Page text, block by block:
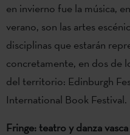
en invierno fue la música,
verano, son las artes
disciplinas que estarán
concretamente, en dos de
del territorio: Edinburgh
International Book Festival.
Fringe: teatro y danza